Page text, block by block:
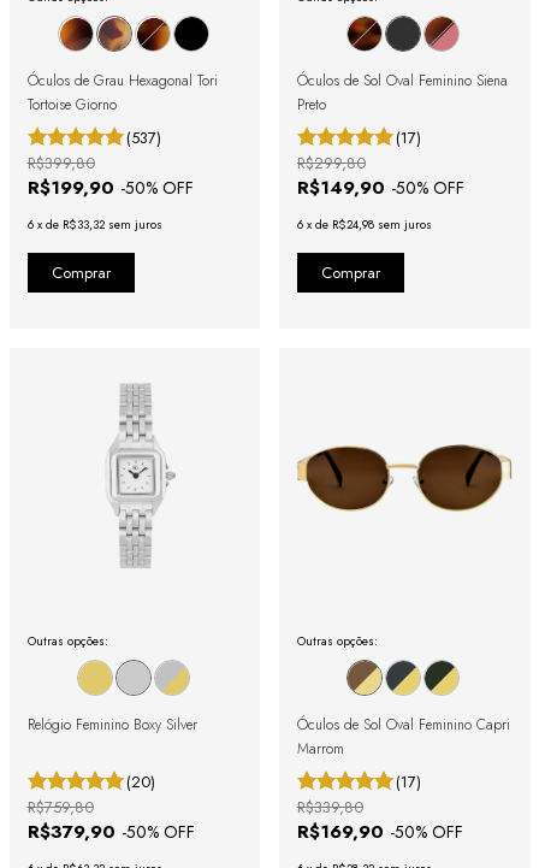
Óculos de Grau Hexagonal Tori
Tortoise Giorno
(537)
R$199,90 -50% OFF
R$399,80
6 x de R$33,32 sem juros
Óculos de Sol Oval Feminino Siena
Preto
(17)
R$149,90 -50% OFF
R$299,80
6 x de R$24,98 sem juros
Outras opções:
Relógio Feminino Boxy Silver
(20)
R$379,90 -50% OFF
R$759,80
Outras opções:
Óculos de Sol Oval Feminino Capri
Marrom
(17)
R$169,90 -50% OFF
R$339,80